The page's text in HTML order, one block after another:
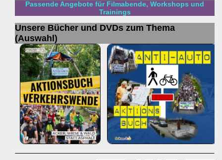
Passende Angebote für Filmabende, Workshops und
Trainings
Unsere Bücher und DVDs zum Thema
(Auswahl)